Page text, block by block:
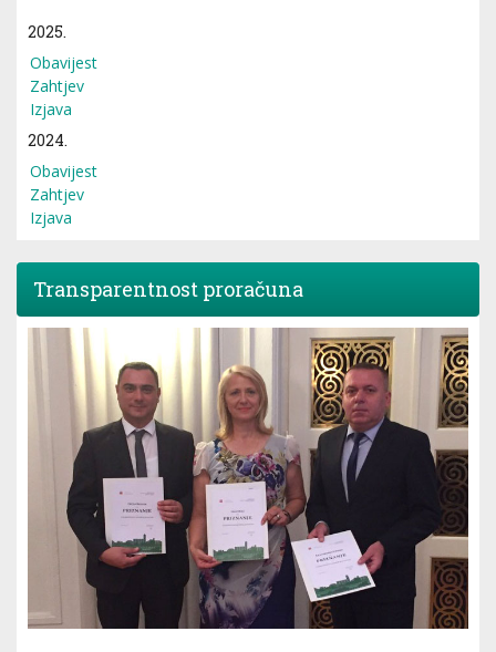
2025.
Obavijest
Zahtjev
Izjava
2024.
Obavijest
Zahtjev
Izjava
Transparentnost proračuna